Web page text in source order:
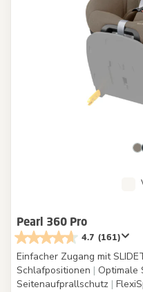
Pearl 360 Pro
4.7 (161)
Einfacher Zugang mit
Schlafpositionen | Optimale
Seitenaufprallschutz |